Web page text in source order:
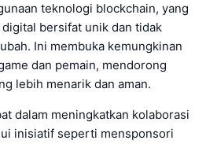
teknologi blockchain, yang
bersifat unik dan tidak
Ini membuka kemungkinan
dan pemain, mendorong
lebih menarik dan aman.
dalam meningkatkan kolaborasi
inisiatif seperti mensponsori